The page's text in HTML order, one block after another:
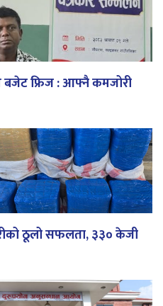
बजेट फ्रिज : आफ्नै कमजोरी
ठूलो सफलता, ३३० केजी